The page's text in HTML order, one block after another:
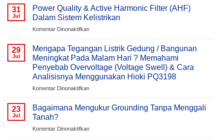
31
Jul
Power Quality & Active Harmonic Filter (AHF)
Dalam Sistem Kelistrikan
Komentar Dinonaktifkanpada
Quality
&
Active
Harmonic
Filter
(AHF)
Sistem
Kelistrikan
29
Jul
Mengapa Tegangan Listrik Gedung / Bangunan
Meningkat Pada Malam Hari ? Memahami
Penyebab Overvoltage (Voltage Swell) & Cara
Analisisnya Menggunakan Hioki PQ3198
Komentar Dinonaktifkanpada
Tegangan
Listrik
/
23
Jul
Bagaimana Mengukur Grounding Tanpa Menggali
Tanah?
Komentar Dinonaktifkanpada